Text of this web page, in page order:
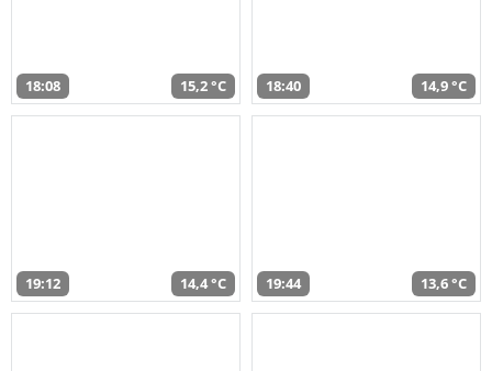
18:08 15,2 °C 18:40 14,9 °C
19:12 14,4 °C 19:44 13,6 °C